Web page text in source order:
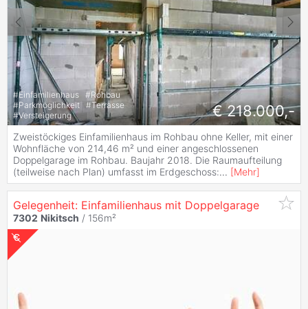
#Einfamilienhaus #Rohbau
#Parkmöglichkeit #Terrasse
#Versteigerung € 218.000,-
Zweistöckiges Einfamilienhaus im Rohbau ohne Keller, mit einer
Wohnfläche von 214,46 m² und einer angeschlossenen
Doppelgarage im Rohbau. Baujahr 2018. Die Raumaufteilung
(teilweise nach Plan) umfasst im Erdgeschoss:... [Mehr]
Gelegenheit: Einfamilienhaus mit Doppelgarage
7302 Nikitsch / 156m²